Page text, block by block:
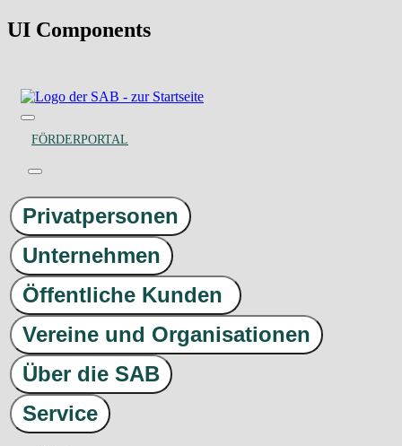
UI Components
FÖRDERPORTAL
Privatpersonen
Unternehmen
Öffentliche Kunden
Vereine und Organisationen
Über die SAB
Service